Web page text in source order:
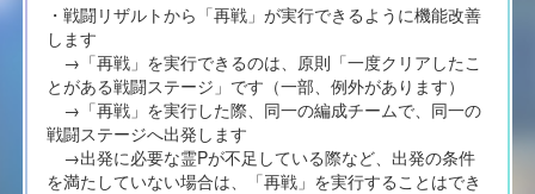
・戦闘リザルトから「再戦」が実行できるように機能改善
します
→「再戦」を実行できるのは、原則「一度クリアしたこ
とがある戦闘ステージ」です（一部、例外があります）
→「再戦」を実行した際、同一の編成チームで、同一の
戦闘ステージへ出発します
→出発に必要な霊Pが不足している際など、出発の条件
を満たしていない場合は、「再戦」を実行することはでき